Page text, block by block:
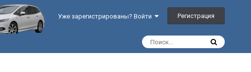
Уже зарегистрированы? Войти Регистрация